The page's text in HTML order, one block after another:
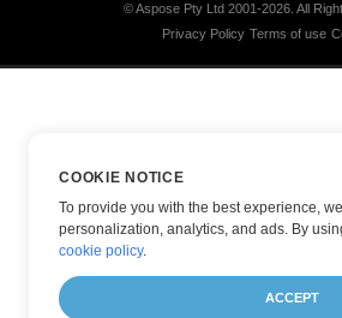
© Aspose Pty Ltd 2001-2026. All
Privacy Policy Terms of use
COOKIE NOTICE
To provide you with the best experience,
personalization, analytics, and ads. By
cookie policy.
ACCEPT